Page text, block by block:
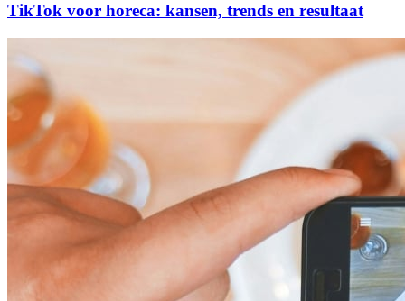
TikTok voor horeca: kansen, trends en resultaat